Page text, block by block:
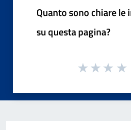
Quanto sono chiare
su questa pagina?